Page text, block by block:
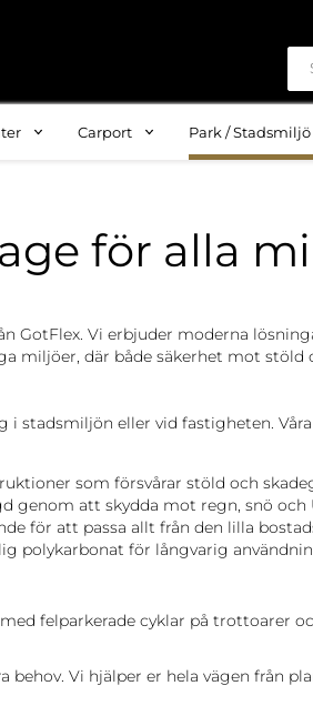
Carport Park / Stadsmiljö
för alla
GotFlex. Vi erbjuder moderna
miljöer, där både säkerhet mot stöld
stadsmiljön eller vid fastigheten.
som försvårar stöld och
genom att skydda mot regn, snö och
för att passa allt från den lilla
polykarbonat för långvarig
felparkerade cyklar på trottoarer
Vi hjälper er hela vägen från